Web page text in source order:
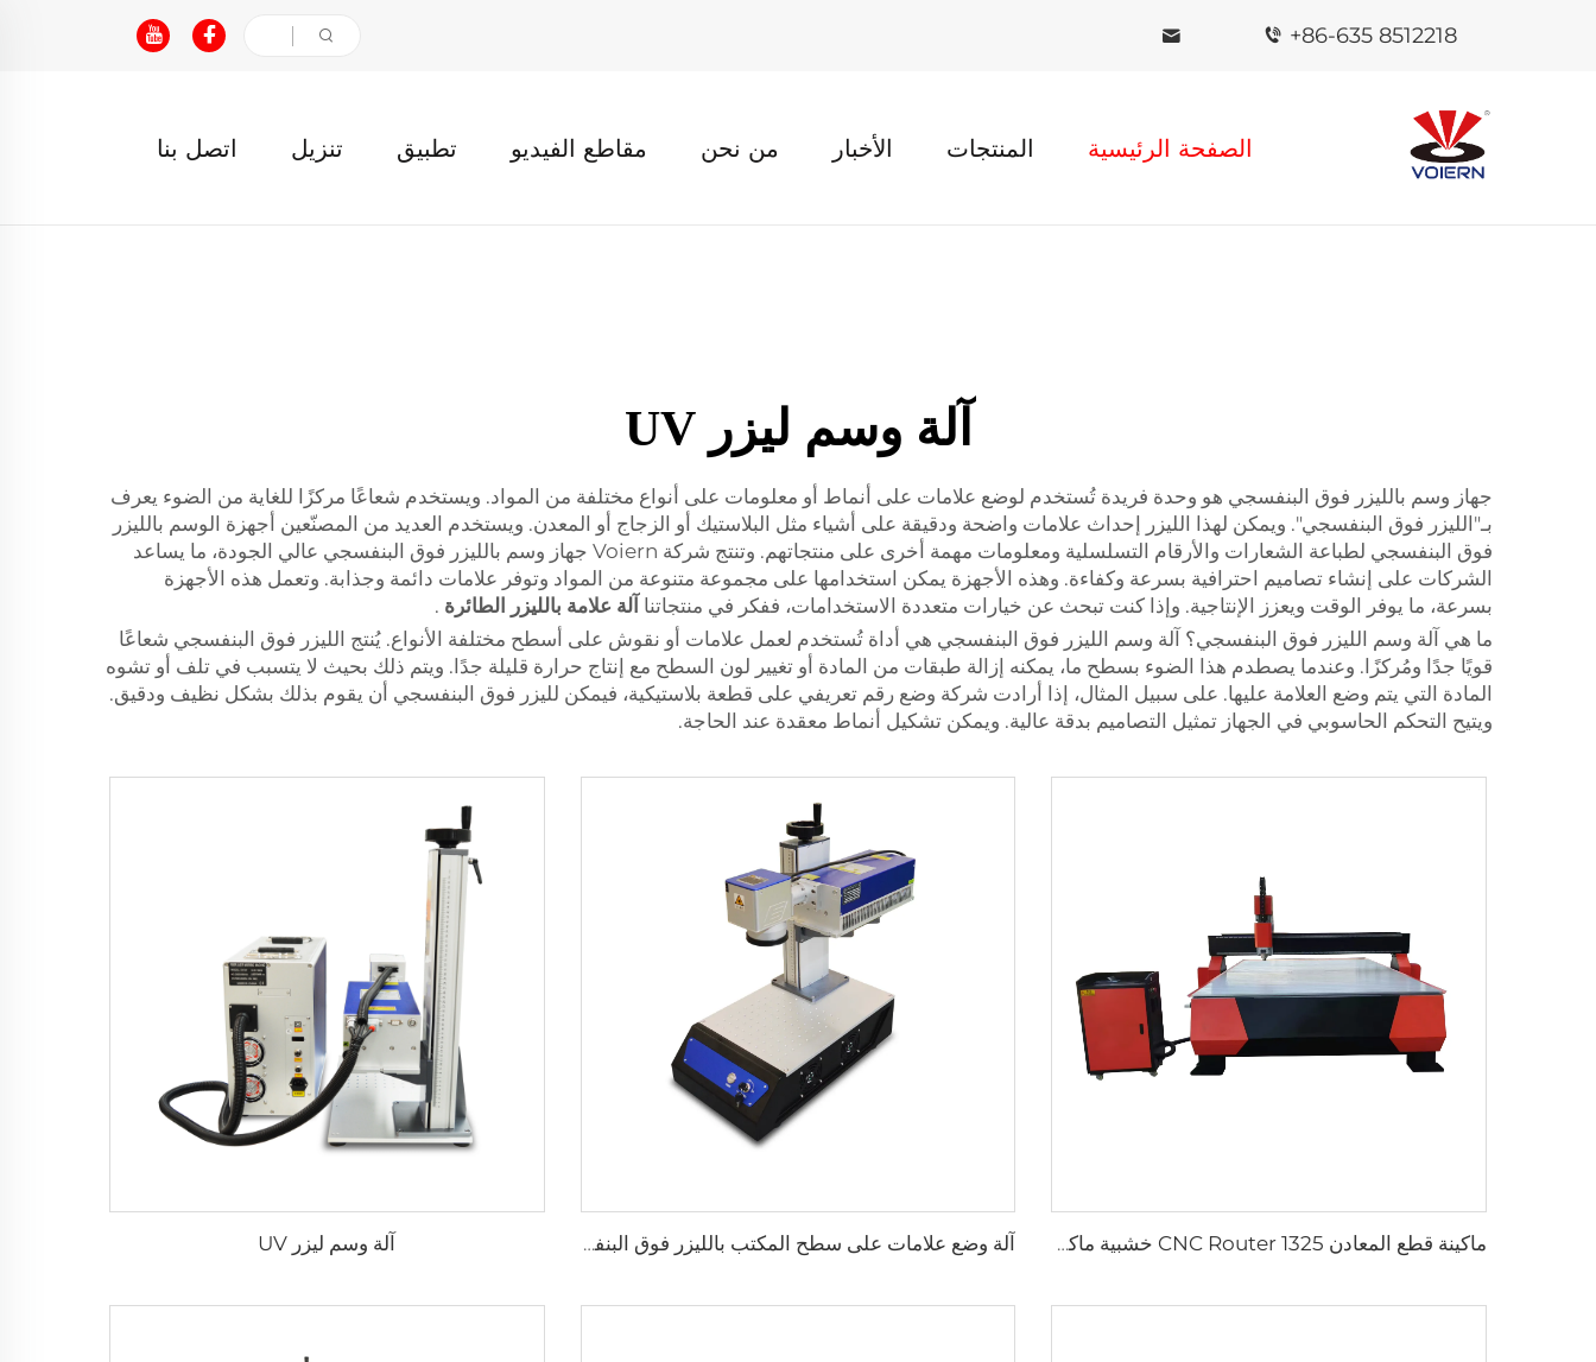
+86-635 8512218
الصفحة الرئيسية المنتجات الأخبار من نحن مقاطع الفيديو تطبيق تنزيل اتصل بنا
آلة وسم ليزر UV
جهاز وسم بالليزر فوق البنفسجي هو وحدة فريدة تُستخدم لوضع علامات على أنماط أو معلومات على أنواع مختلفة من المواد. ويستخدم شعاعًا مركزًا للغاية من الضوء يعرف
بـ"الليزر فوق البنفسجي". ويمكن لهذا الليزر إحداث علامات واضحة ودقيقة على أشياء مثل البلاستيك أو الزجاج أو المعدن. ويستخدم العديد من المصنّعين أجهزة الوسم بالليزر
فوق البنفسجي لطباعة الشعارات والأرقام التسلسلية ومعلومات مهمة أخرى على منتجاتهم. وتنتج شركة Voiern جهاز وسم بالليزر فوق البنفسجي عالي الجودة، ما يساعد
الشركات على إنشاء تصاميم احترافية بسرعة وكفاءة. وهذه الأجهزة يمكن استخدامها على مجموعة متنوعة من المواد وتوفر علامات دائمة وجذابة. وتعمل هذه الأجهزة
بسرعة، ما يوفر الوقت ويعزز الإنتاجية. وإذا كنت تبحث عن خيارات متعددة الاستخدامات، ففكر في منتجاتنا آلة علامة بالليزر الطائرة .
ما هي آلة وسم الليزر فوق البنفسجي؟ آلة وسم الليزر فوق البنفسجي هي أداة تُستخدم لعمل علامات أو نقوش على أسطح مختلفة الأنواع. يُنتج الليزر فوق البنفسجي شعاعًا
قويًا جدًا ومُركزًا. وعندما يصطدم هذا الضوء بسطح ما، يمكنه إزالة طبقات من المادة أو تغيير لون السطح مع إنتاج حرارة قليلة جدًا. ويتم ذلك بحيث لا يتسبب في تلف أو تشوه
المادة التي يتم وضع العلامة عليها. على سبيل المثال، إذا أرادت شركة وضع رقم تعريفي على قطعة بلاستيكية، فيمكن لليزر فوق البنفسجي أن يقوم بذلك بشكل نظيف ودقيق.
ويتيح التحكم الحاسوبي في الجهاز تمثيل التصاميم بدقة عالية. ويمكن تشكيل أنماط معقدة عند الحاجة.
ماكينة قطع المعادن CNC Router 1325 خشبية ماكينة توجيه CNC ذات 3 محاور ماكينة تشغيل CNC آلة وضع علامات على سطح المكتب بالليزر فوق البنفسجي آلة وسم ليزر UV